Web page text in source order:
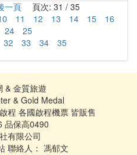
一頁 頁次: 31 / 35
11 12 13 14 15
16
24
25
32 33 34 35
& 金質旅遊
& Gold Medal
程 各國啟程機票 皆販售
品保高0490
有限公司
聯絡人： 馮郁文